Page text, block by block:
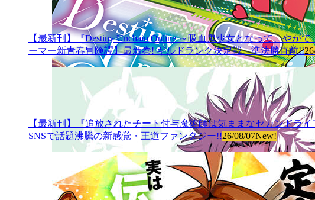
【最新刊】『Destiny Unchain Online ～吸血鬼少女となって、や
ーマー新青春冒険譚】最新巻! ギルドランク決定戦、準決勝直前!!
【最新刊】『追放されたチート付与魔術師は気ままなセカンドラ
SNSで話題沸騰の新感覚・王道ファンタジー!!26/08/07New!